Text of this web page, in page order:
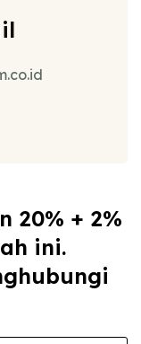
20% + 2%
ini.